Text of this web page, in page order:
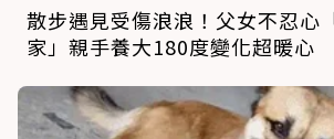
散步遇見受傷浪浪！父女不忍心
家」親手養大180度變化超暖心